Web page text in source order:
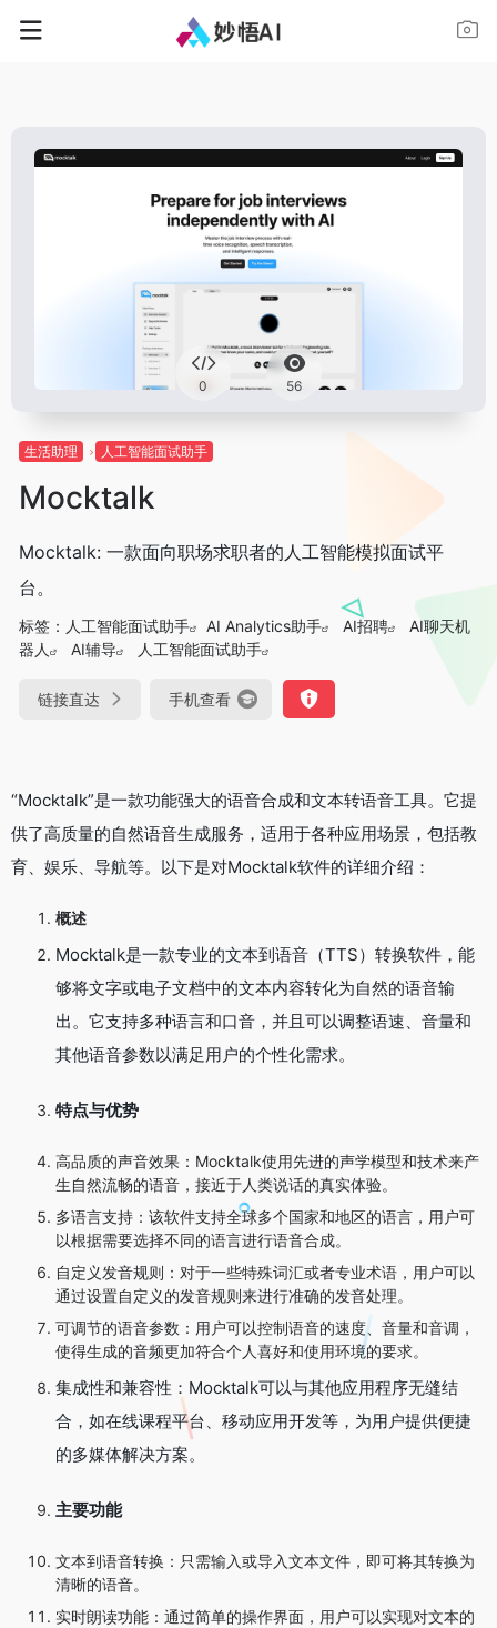
0 56
生活助理 人工智能面试助手
Mocktalk
Mocktalk: 一款面向职场求职者的人工智能模拟面试平
台。
标签： 人工智能面试助手 AI Analytics助手 AI招聘
AI聊天机
器人
AI辅导 人工智能面试助手
链接直达 手机查看
“Mocktalk”是一款功能强大的语音合成和文本转语音工具。它提
供了高质量的自然语音生成服务，适用于各种应用场景，包括教
育、娱乐、导航等。以下是对Mocktalk软件的详细介绍：
概述
Mocktalk是一款专业的文本到语音（TTS）转换软件，能
够将文字或电子文档中的文本内容转化为自然的语音输
出。它支持多种语言和口音，并且可以调整语速、音量和
其他语音参数以满足用户的个性化需求。
特点与优势
高品质的声音效果：Mocktalk使用先进的声学模型和技术来产
生自然流畅的语音，接近于人类说话的真实体验。
多语言支持：该软件支持全球多个国家和地区的语言，用户可
以根据需要选择不同的语言进行语音合成。
自定义发音规则：对于一些特殊词汇或者专业术语，用户可以
通过设置自定义的发音规则来进行准确的发音处理。
可调节的语音参数：用户可以控制语音的速度、音量和音调，
使得生成的音频更加符合个人喜好和使用环境的要求。
集成性和兼容性：Mocktalk可以与其他应用程序无缝结
合，如在线课程平台、移动应用开发等，为用户提供便捷
的多媒体解决方案。
主要功能
文本到语音转换：只需输入或导入文本文件，即可将其转换为
清晰的语音。
实时朗读功能：通过简单的操作界面，用户可以实现对文本的